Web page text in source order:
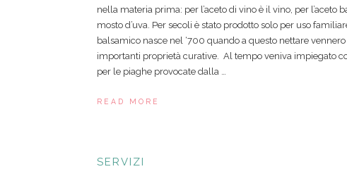
nella materia prima: per l’aceto di vino è il vino, per l’aceto
mosto d’uva. Per secoli è stato prodotto solo per uso
balsamico nasce nel ‘700 quando a questo nettare
importanti proprietà curative. Al tempo veniva impiegato
per le piaghe provocate dalla …
READ MORE
SERVIZI